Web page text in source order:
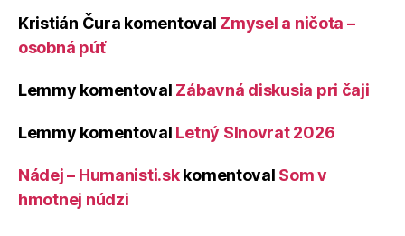
Kristián Čura komentoval Zmysel a ničota –
osobná púť
Lemmy komentoval Zábavná diskusia pri čaji
Lemmy komentoval Letný Slnovrat 2026
Nádej – Humanisti.skkomentoval Som v
hmotnej núdzi